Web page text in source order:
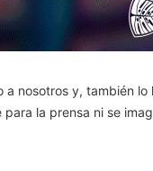
nosotros y, también
la prensa ni se